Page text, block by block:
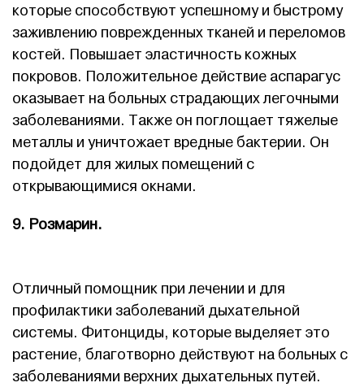
которые способствуют успешному и быстрому
заживлению поврежденных тканей и переломов
костей. Повышает эластичность кожных
покровов. Положительное действие аспарагус
оказывает на больных страдающих легочными
заболеваниями. Также он поглощает тяжелые
металлы и уничтожает вредные бактерии. Он
подойдет для жилых помещений с
открывающимися окнами.
9. Розмарин.
Отличный помощник при лечении и для
профилактики заболеваний дыхательной
системы. Фитонциды, которые выделяет это
растение, благотворно действуют на больных с
заболеваниями верхних дыхательных путей.